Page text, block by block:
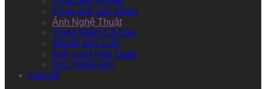
Chụp ảnh sản phẩm
Ảnh Nghệ Thuật
Trang Điểm Cô Dâu
Studio ảnh cưới
Ảnh cưới Hàn Quốc
Học nhiếp ảnh
Liên hệ